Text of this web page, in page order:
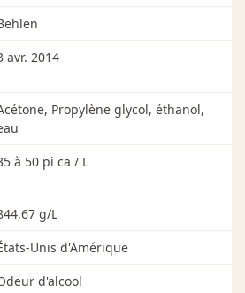
avr. 2014
Propylène glycol, éthanol,
à 50 pi ca / L
g/L
Unis d'Amérique
d'alcool